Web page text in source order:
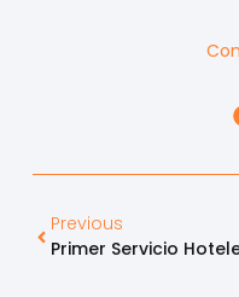
Previous